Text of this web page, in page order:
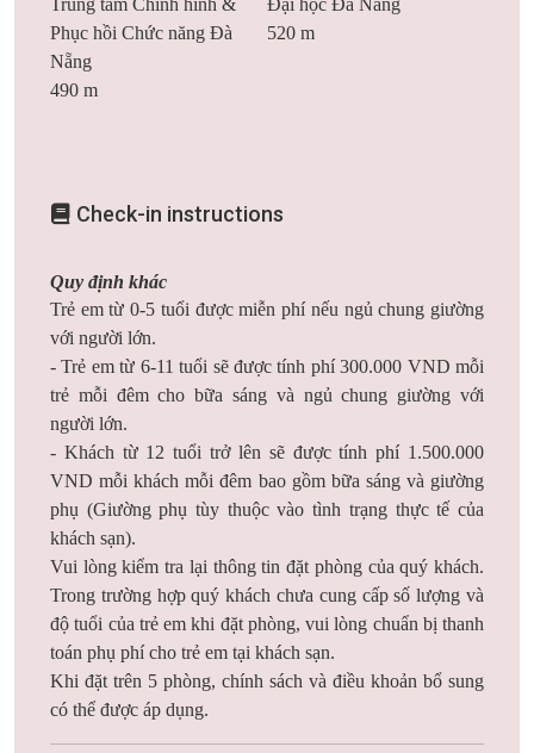
Trung tâm Chỉnh hình &
Phục hồi Chức năng Đà
Nẵng
490 m
Đại học Đà Nẵng
520 m
Check-in instructions
Quy định khác
Trẻ em từ 0-5 tuổi được miễn phí nếu ngủ chung giường
với người lớn.
- Trẻ em từ 6-11 tuổi sẽ được tính phí 300.000 VND mỗi
trẻ mỗi đêm cho bữa sáng và ngủ chung giường với
người lớn.
- Khách từ 12 tuổi trở lên sẽ được tính phí 1.500.000
VND mỗi khách mỗi đêm bao gồm bữa sáng và giường
phụ (Giường phụ tùy thuộc vào tình trạng thực tế của
khách sạn).
Vui lòng kiểm tra lại thông tin đặt phòng của quý khách.
Trong trường hợp quý khách chưa cung cấp số lượng và
độ tuổi của trẻ em khi đặt phòng, vui lòng chuẩn bị thanh
toán phụ phí cho trẻ em tại khách sạn.
Khi đặt trên 5 phòng, chính sách và điều khoản bổ sung
có thể được áp dụng.